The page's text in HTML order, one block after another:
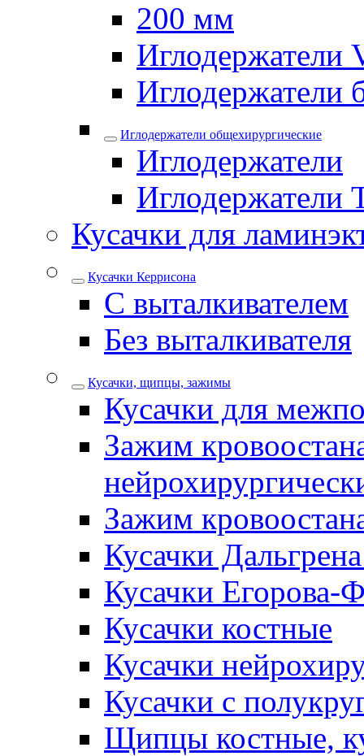
200 мм
Иглодержатели
Иглодержатели
Иглодержатели общехирургические
Иглодержатели
Иглодержатели
Кусачки для
Кусачки Керрисона
С выталкивателем
Без выталкивателя
Кусачки, щипцы, зажимы
Кусачки для
Зажим
Зажим
Кусачки
Кусачки Егорова-
Кусачки костные
Кусачки
Кусачки с
Щипцы костные,